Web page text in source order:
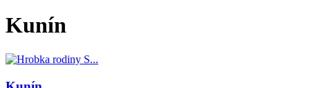
Kunín